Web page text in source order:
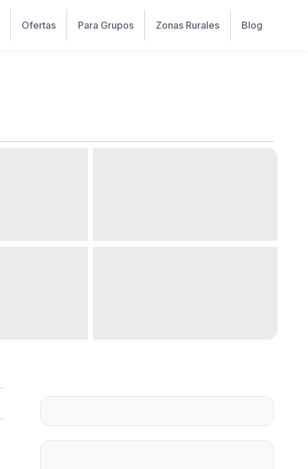
Ofertas Para Grupos Zonas Rurales Blog